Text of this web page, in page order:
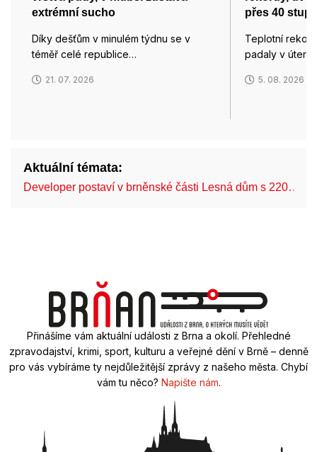
extrémní sucho
Díky dešťům v minulém týdnu se v
téměř celé republice…
21. 07. 2026
přes 40
Teplotní
padaly v úterý
5. 08. 2026
Aktuální témata:
Developer postaví v brněnské části Lesná dům s 220…
Přinášíme vám aktuální události z Brna a okolí. Přehledné
zpravodajství, krimi, sport, kulturu a veřejné dění v Brně – denně
pro vás vybíráme ty nejdůležitější zprávy z našeho města. Chybí
vám tu něco? Napište nám.